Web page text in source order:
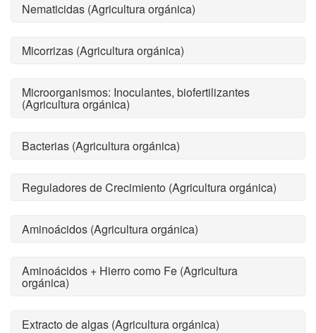
Nematicidas (Agricultura orgánica)
Micorrizas (Agricultura orgánica)
Microorganismos: Inoculantes, biofertilizantes
(Agricultura orgánica)
Bacterias (Agricultura orgánica)
Reguladores de Crecimiento (Agricultura orgánica)
Aminoácidos (Agricultura orgánica)
Aminoácidos + Hierro como Fe (Agricultura
orgánica)
Extracto de algas (Agricultura orgánica)